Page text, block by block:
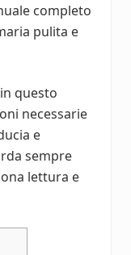
completo
pulita e
questo
necessarie
e
sempre
lettura e